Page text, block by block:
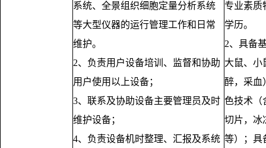
系统、全景组织细胞定量分析系统
等大型仪器的运行管理工作和日常
维护。
2、负责用户设备培训、监督和协助
用户使用以上设备；
3、联系及协助设备主要管理员及时
维护设备；
4、负责设备机时整理、汇报及系统
专业素质
学历。
2、具备
大鼠、小
醉，采血
色技术（
切片，冰
等）；具